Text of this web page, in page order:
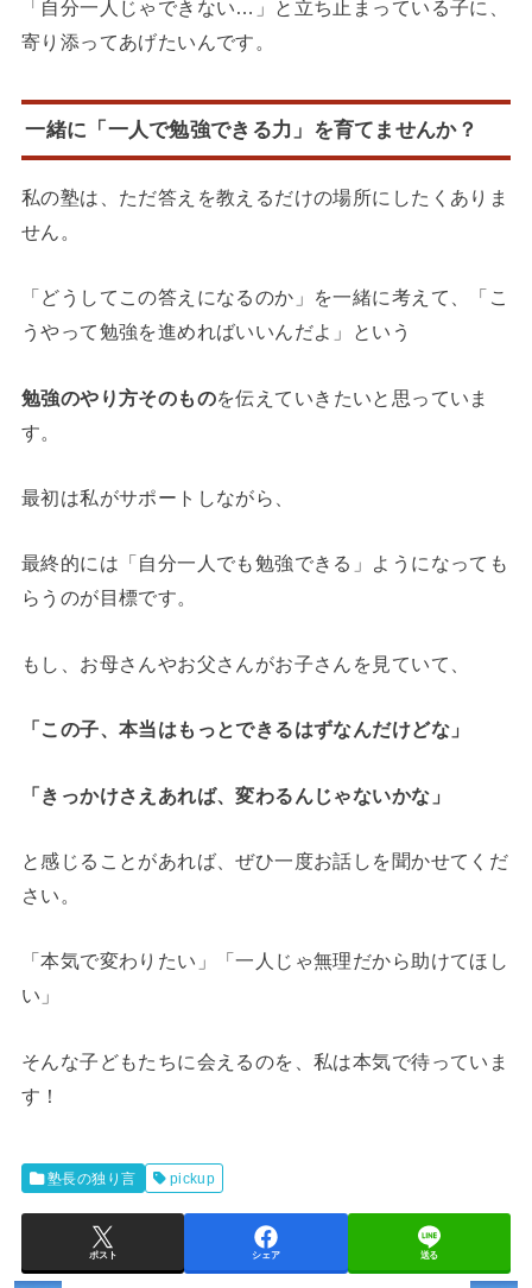
「自分一人じゃできない…」と立ち止まっている子に、
寄り添ってあげたいんです。
一緒に「一人で勉強できる力」を育てませんか？
私の塾は、ただ答えを教えるだけの場所にしたくありま
せん。
「どうしてこの答えになるのか」を一緒に考えて、「こ
うやって勉強を進めればいいんだよ」という
勉強のやり方そのものを伝えていきたいと思っていま
す。
最初は私がサポートしながら、
最終的には「自分一人でも勉強できる」ようになっても
らうのが目標です。
もし、お母さんやお父さんがお子さんを見ていて、
「この子、本当はもっとできるはずなんだけどな」
「きっかけさえあれば、変わるんじゃないかな」
と感じることがあれば、ぜひ一度お話しを聞かせてくだ
さい。
「本気で変わりたい」「一人じゃ無理だから助けてほし
い」
そんな子どもたちに会えるのを、私は本気で待っていま
す！
塾長の独り言 pickup
ポスト シェア 送る